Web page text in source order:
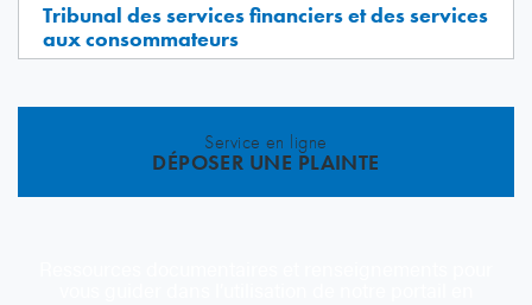
Tribunal des services financiers et des services
aux consommateurs
Service en ligne
DÉPOSER UNE PLAINTE